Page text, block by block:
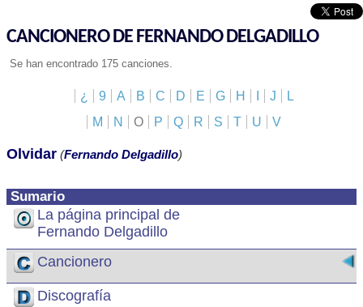
CANCIONERO DE FERNANDO DELGADILLO
Se han encontrado 175 canciones.
¿ 9 A B C D E G H J
L
M
N O P Q R S T U V
Sumario
La página principal de
Fernando Delgadillo
Cancionero
Discografía
Olvidar (Fernando Delgadillo)